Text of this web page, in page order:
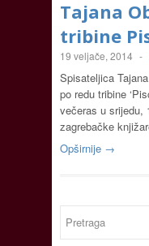
Tajana
tribine
19 veljače, 2014 -
Spisateljica
po redu tribine
večeras u srijedu,
zagrebačke
Opširnije →